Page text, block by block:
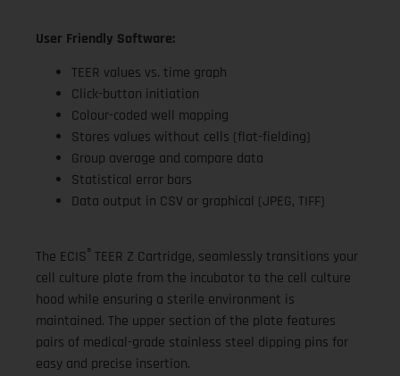
User Friendly Software:
TEER values vs. time graph
Click-button initiation
Colour-coded well mapping
Stores values without cells (flat-fielding)
Group average and compare data
Statistical error bars
Data output in CSV or graphical (JPEG, TIFF)
The ECIS® TEER Z Cartridge, seamlessly transitions your
cell culture plate from the incubator to the cell culture
hood while ensuring a sterile environment is
maintained. The upper section of the plate features
pairs of medical-grade stainless steel dipping pins for
easy and precise insertion.